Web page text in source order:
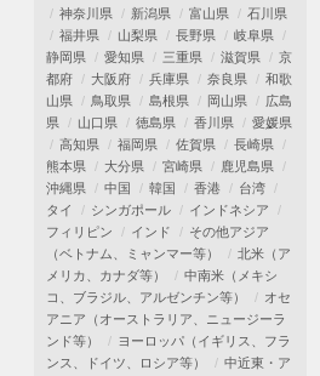
神奈川県
新潟県 富山県
石川県
福井県
山梨県 長野県
岐阜県
静岡県
愛知県 三重県 滋賀県
京
都府
大阪府 兵庫県 奈良県
和歌
山県
鳥取県 島根県 岡山県
広島
県
山口県 徳島県 香川県
愛媛県
高知県
福岡県 佐賀県
長崎県
熊本県
大分県 宮崎県
鹿児島県
沖縄県
中国 韓国 香港
台湾
タイ
シンガポール
インドネシア
フィリピン
インド
その他アジア
（ベトナム、ミャンマー等）
北米（ア
メリカ、カナダ等）
中南米（メキシ
コ、ブラジル、アルゼンチン等）
オセ
アニア（オーストラリア、ニュージーラ
ンド等）
ヨーロッパ（イギリス、フラ
ンス、ドイツ、ロシア等）
中近東・ア